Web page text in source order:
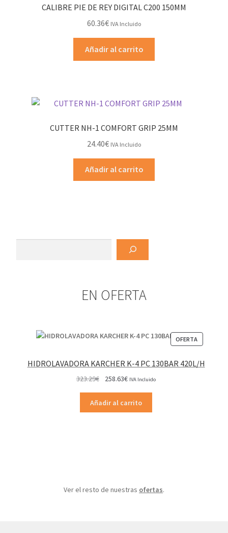
CALIBRE PIE DE REY DIGITAL C200 150MM
60.36€ IVA Incluido
Añadir al carrito
CUTTER NH-1 COMFORT GRIP 25MM
24.40€ IVA Incluido
Añadir al carrito
EN OFERTA
OFERTA
EN
HIDROLAVADORA KARCHER K-4 PC 130BAR 420L/H
323.29€
original
era:
258.63€El
actual
es:
IVA Incluido
Añadir al carrito
Ver el resto de nuestras ofertas.